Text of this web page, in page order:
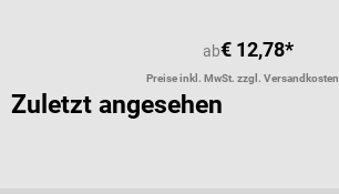
ab€ 12,78*
Preise inkl. MwSt. zzgl. Versandkosten
Zuletzt angesehen